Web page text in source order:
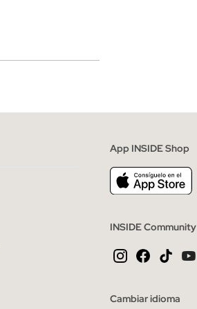
App INSIDE Shop
INSIDE Community
Cambiar idioma